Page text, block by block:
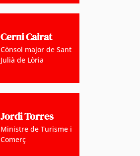
Cerni Cairat
Cònsol major de Sant
Julià de Lòria
Jordi Torres
Ministre de Turisme i
Comerç